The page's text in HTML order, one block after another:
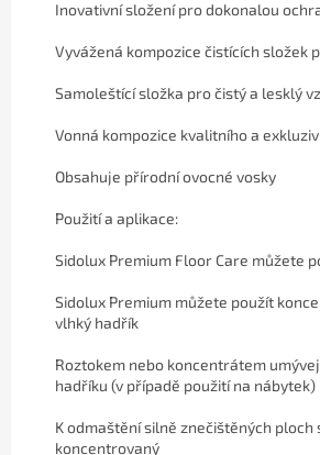
Inovativní složení pro dokonalou
Vyvážená kompozice čistících složek
Samoleštící složka pro čistý a lesklý
Vonná kompozice kvalitního a
Obsahuje přírodní ovocné vosky
Použití a aplikace:
Sidolux Premium Floor Care můžete
Sidolux Premium můžete použít
vlhký hadřík
Roztokem nebo koncentrátem
hadříku (v případě použití na nábytek)
K odmaštění silně znečištěných
koncentrovaný